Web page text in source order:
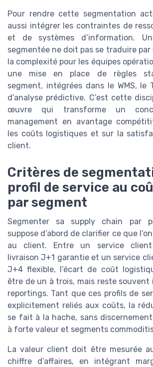
Pour rendre cette segmentation
aussi intégrer les contraintes de
et de systèmes d’information.
segmentée ne doit pas se traduire par
la complexité pour les équipes
une mise en place de règles
segment, intégrées dans le WMS, le
d’analyse prédictive. C’est cette
œuvre qui transforme un
management en avantage
les coûts logistiques et sur la
client.
Critères de
profil de service au
par segment
Segmenter sa supply chain par
suppose d’abord de clarifier ce que
au client. Entre un service client
livraison J+1 garantie et un service
J+4 flexible, l’écart de coût
être de un à trois, mais reste souvent
reportings. Tant que ces profils de
explicitement reliés aux coûts, la
se fait à la hache, sans
à forte valeur et segments
La valeur client doit être mesurée
chiffre d’affaires, en intégrant